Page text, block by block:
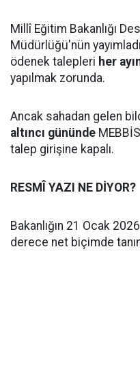
Millî Eğitim Bakanlığı
Müdürlüğü'nün
ödenek talepleri her
yapılmak zorunda.
Ancak sahadan gelen
altıncı gününde
talep girişine kapalı.
RESMÎ YAZI NE DİYOR?
Bakanlığın 21 Ocak
derece net biçimde